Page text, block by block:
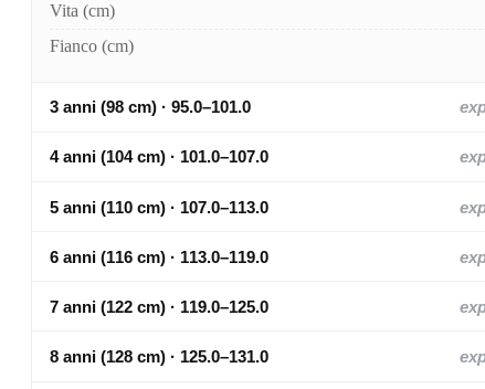
Vita (cm)
Fianco (cm)
3 anni (98 cm) · 95.0–101.0
4 anni (104 cm) · 101.0–107.0
5 anni (110 cm) · 107.0–113.0
6 anni (116 cm) · 113.0–119.0
7 anni (122 cm) · 119.0–125.0
8 anni (128 cm) · 125.0–131.0